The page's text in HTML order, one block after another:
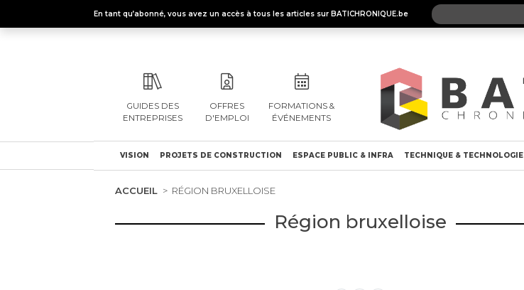
En tant qu’abonné, vous avez un accès à tous les articles sur BATICHRONIQUE.be
GUIDES DES
ENTREPRISES
OFFRES
D'EMPLOI
FORMATIONS &
ÉVÉNEMENTS
VISION PROJETS DE CONSTRUCTION ESPACE PUBLIC & INFRA TECHNIQUE & TECHNOLOGIE
ACCUEIL RÉGION BRUXELLOISE
Région bruxelloise